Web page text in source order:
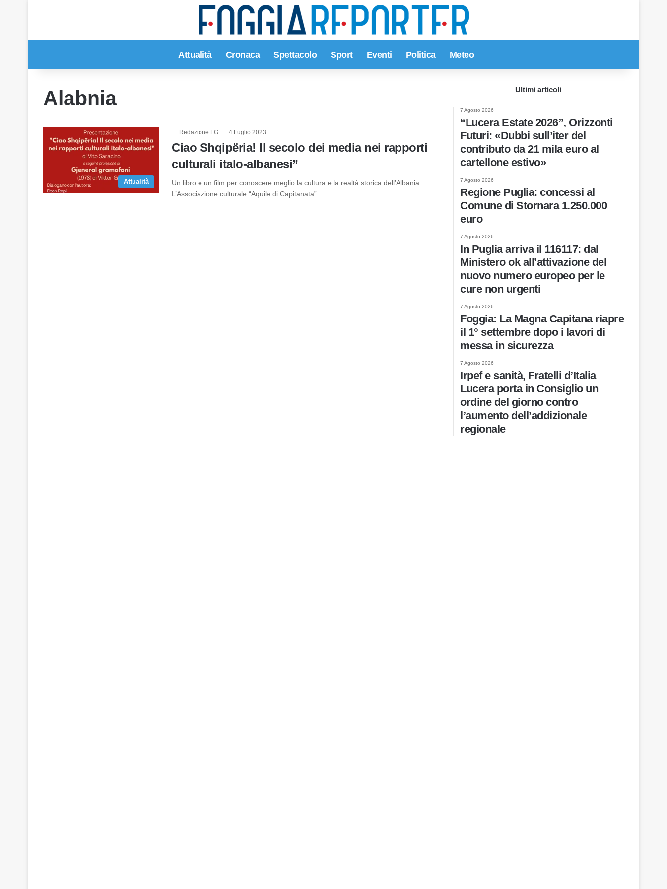
Attualità Cronaca Spettacolo Sport Eventi Politica Meteo
Alabnia
Attualità
Redazione FG 4 Luglio 2023
Ciao Shqipëria! Il secolo dei media nei rapporti
culturali italo-albanesi”
Un libro e un film per conoscere meglio la cultura e la realtà storica dell’Albania
L’Associazione culturale “Aquile di Capitanata”…
Ultimi articoli
7 Agosto 2026
“Lucera Estate 2026”, Orizzonti
Futuri: «Dubbi sull’iter del
contributo da 21 mila euro al
cartellone estivo»
7 Agosto 2026
Regione Puglia: concessi al
Comune di Stornara 1.250.000
euro
7 Agosto 2026
In Puglia arriva il 116117: dal
Ministero ok all’attivazione del
nuovo numero europeo per le
cure non urgenti
7 Agosto 2026
Foggia: La Magna Capitana riapre
il 1° settembre dopo i lavori di
messa in sicurezza
7 Agosto 2026
Irpef e sanità, Fratelli d’Italia
Lucera porta in Consiglio un
ordine del giorno contro
l’aumento dell’addizionale
regionale